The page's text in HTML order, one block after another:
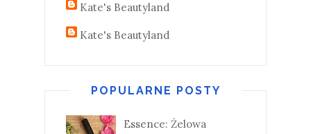
Kate's Beautyland
Kate's Beautyland
POPULARNE POSTY
Essence: Żelowa